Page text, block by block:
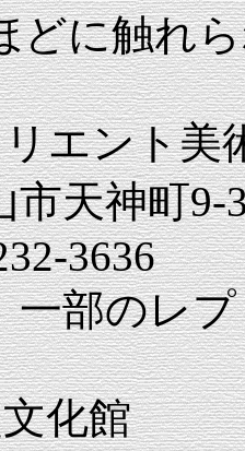
どに触れ
エント美
天神町9-
3636
部のレプ
化館